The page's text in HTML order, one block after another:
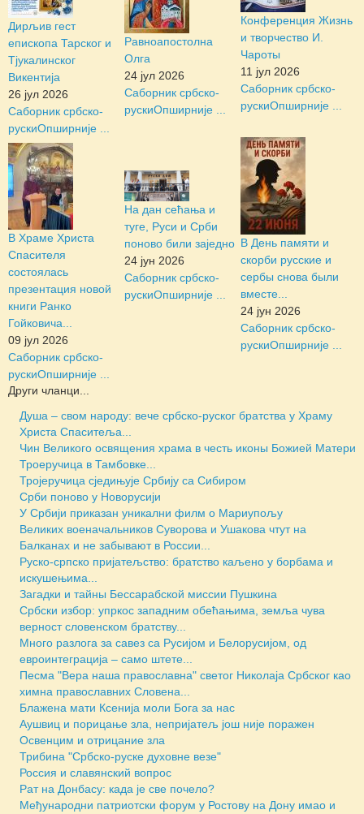
Дирљив гест
епископа Тарског и
Тјукалинског
Викентија
26 јул 2026
Саборник србско-
рускиОпширније ...
Равноапостолна
Олга
24 јул 2026
Саборник србско-
рускиОпширније ...
Конференция Жизнь
и творчество И.
Чароты
11 јул 2026
Саборник србско-
рускиОпширније ...
В Храме Христа
Спасителя
состоялась
презентация новой
книги Ранко
Гойковича...
09 јул 2026
Саборник србско-
рускиОпширније ...
На дан сећања и
туге, Руси и Срби
поново били заједно
24 јун 2026
Саборник србско-
рускиОпширније ...
В День памяти и
скорби русские и
сербы снова были
вместе...
24 јун 2026
Саборник србско-
рускиОпширније ...
Други чланци...
Душа – свом народу: вече србско-руског братства у Храму
Христа Спаситеља...
Чин Великого освящения храма в честь иконы Божией Матери
Троеручица в Тамбовке...
Тројеручица сједињује Србију са Сибиром
Срби поново у Новорусији
У Србији приказан уникални филм о Мариупољу
Великих военачальников Суворова и Ушакова чтут на
Балканах и не забывают в России...
Руско-српско пријатељство: братство каљено у борбама и
искушењима...
Загадки и тайны Бессарабской миссии Пушкина
Србски избор: упркос западним обећањима, земља чува
верност словенском братству...
Много разлога за савез са Русијом и Белорусијом, од
евроинтеграција – само штете...
Песма "Вера наша православна" светог Николаја Србског као
химна православних Словена...
Блажена мати Ксенија моли Бога за нас
Аушвиц и порицање зла, непријатељ још није поражен
Освенцим и отрицание зла
Трибина "Србско-руске духовне везе"
Россия и славянский вопрос
Рат на Донбасу: када је све почело?
Међународни патриотски форум у Ростову на Дону имао и